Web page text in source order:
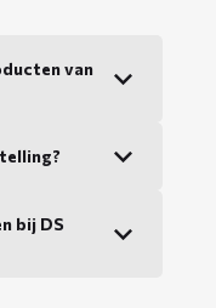
van
bij DS